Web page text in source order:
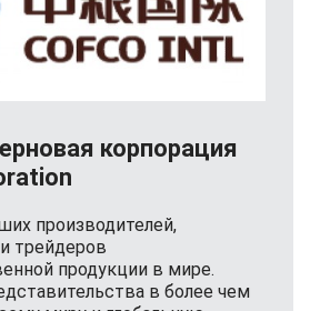
корпорация
производителей,
трейдеров
продукции в мире.
в более чем